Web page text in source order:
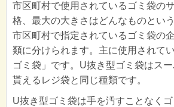
市区町村で使用されているゴミ袋の
格、最大の大きさはどんなものとい
市区町村で指定されているゴミ袋の
類に分けられます。主に使用されて
ゴミ袋」です。U抜き型ゴミ袋はス
貰えるレジ袋と同じ種類です。
U抜き型ゴミ袋は手を汚すことなく